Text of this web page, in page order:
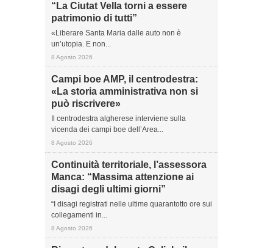
“La Ciutat Vella torni a essere
patrimonio di tutti”
«Liberare Santa Maria dalle auto non è
un’utopia. E non...
8 Agosto 2026
Campi boe AMP, il centrodestra:
«La storia amministrativa non si
può riscrivere»
Il centrodestra algherese interviene sulla
vicenda dei campi boe dell’Area...
8 Agosto 2026
Continuità territoriale, l’assessora
Manca: “Massima attenzione ai
disagi degli ultimi giorni”
“I disagi registrati nelle ultime quarantotto ore sui
collegamenti in...
8 Agosto 2026